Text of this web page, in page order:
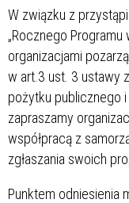
W związku z
„Rocznego Programu
organizacjami
w art.3 ust. 3 ustawy
pożytku publicznego
zapraszamy
współpracą z
zgłaszania swoich
Punktem odniesienia